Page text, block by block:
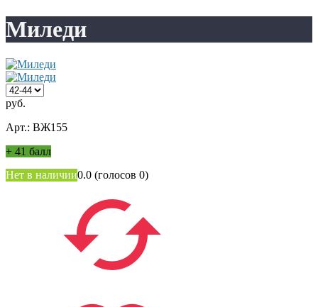
Миледи
руб.
Арт.: ВЖ155
+ 41 балл
Нет в наличии0.0 (голосов 0)